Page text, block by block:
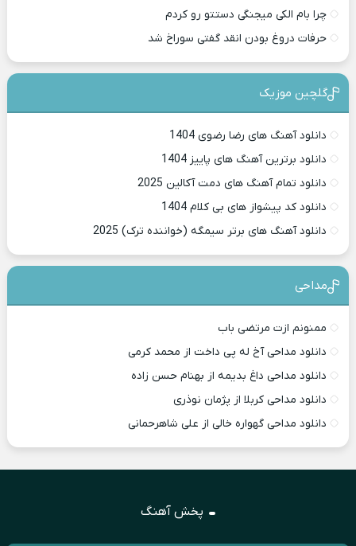
چرا بام الکی میجنگی دستتو رو کردم
حرفات دروغ بودن انقد گفتی سوراخ شد
گلچین موزیک
دانلود آهنگ های رضا رضوی 1404
دانلود برترین آهنگ های پاییز 1404
دانلود تمام آهنگ های دمت آکالین 2025
دانلود کد پیشواز های بی کلام 1404
دانلود آهنگ های برتر سیمگه (خواننده ترک) 2025
مداحی
ممنونم ازت مرتضی باب
دانلود مداحی آخ له پی داخت از محمد کرمی
دانلود مداحی داغ بدیمه از بهنام حسن زاده
دانلود مداحی کربلا از پژمان نوذری
دانلود مداحی گهواره خالی از علی شاهرحمانی
پخش آهنگ